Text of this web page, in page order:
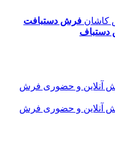
فرش دستبافت
دستباف